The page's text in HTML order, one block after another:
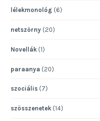
lélekmonológ (6)
netszörny (20)
Novellák (1)
paraanya (20)
szociális (7)
szösszenetek (14)